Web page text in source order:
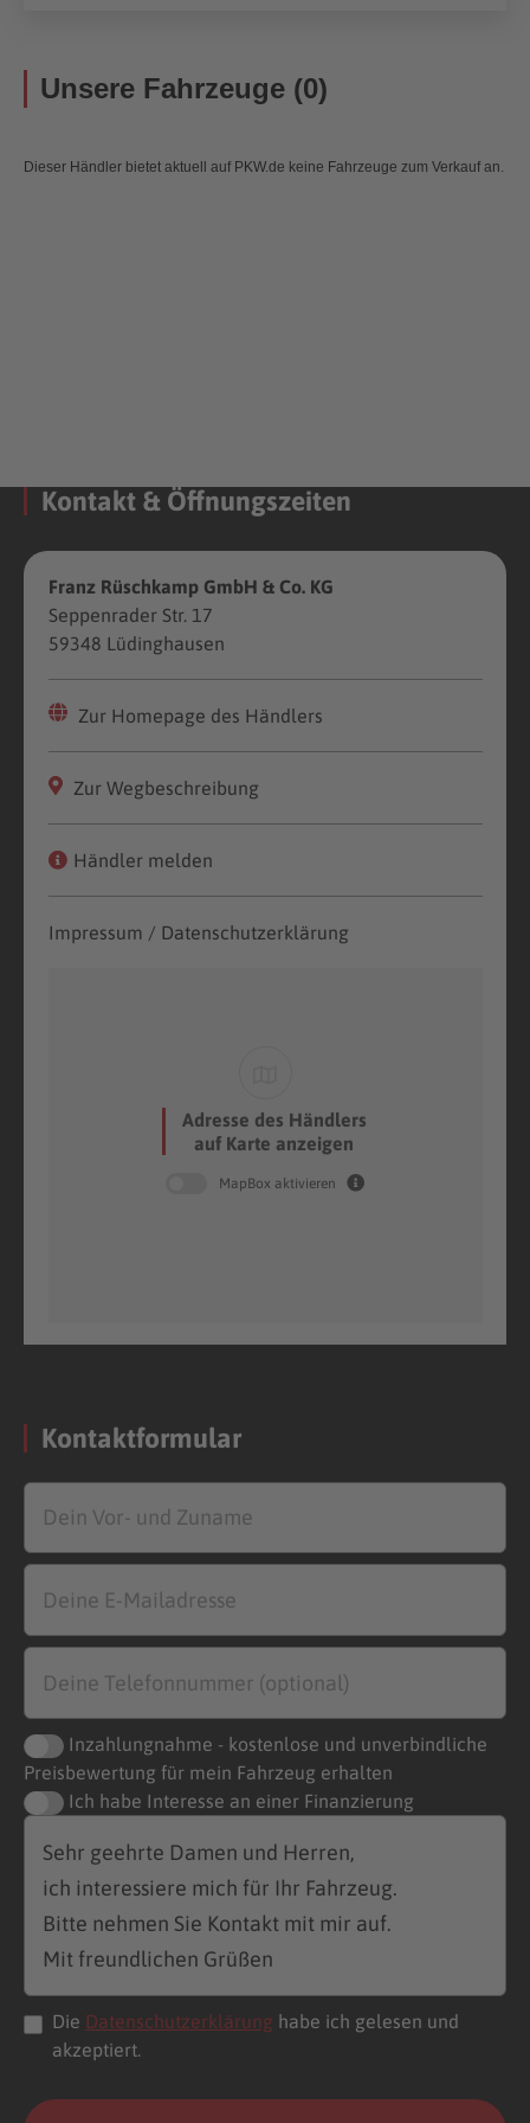
Unsere Fahrzeuge (0)
Dieser Händler bietet aktuell auf PKW.de keine Fahrzeuge zum Verkauf an.
Kontakt & Öffnungszeiten
Franz Rüschkamp GmbH & Co. KG
Seppenrader Str. 17
59348 Lüdinghausen
Zur Homepage des Händlers
Zur Wegbeschreibung
Händler melden
Impressum / Datenschutzerklärung
Adresse des Händlers
auf Karte anzeigen
MapBox aktivieren
Kontaktformular
Inzahlungnahme - kostenlose und unverbindliche
Preisbewertung für mein Fahrzeug erhalten
Ich habe Interesse an einer Finanzierung
Die Datenschutzerklärung habe ich gelesen und
akzeptiert.